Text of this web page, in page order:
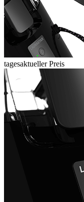
tagesaktueller Preis